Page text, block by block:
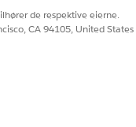
de respektive eierne.
CA 94105, United States